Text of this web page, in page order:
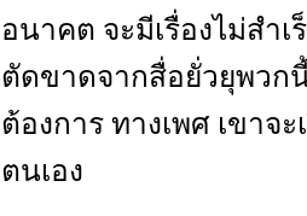
อนาคต จะมีเรื่องไม่สำ
ตัดขาดจากสื่อยั่วยุพวก
ต้องการ ทางเพศ เขาจ
ตนเอง